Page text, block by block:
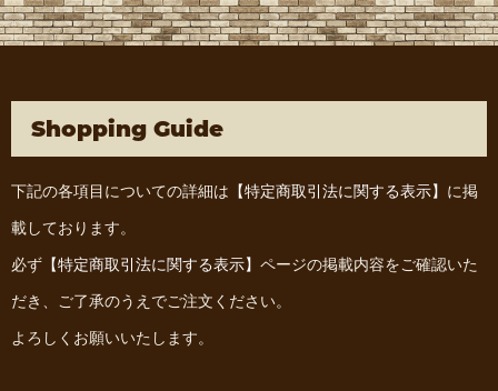
Shopping Guide
下記の各項目についての詳細は 【特定商取引法に関する表示】 に掲
載しております。
必ず 【特定商取引法に関する表示】 ページの掲載内容をご確認いた
だき、ご了承のうえでご注文ください。
よろしくお願いいたします。